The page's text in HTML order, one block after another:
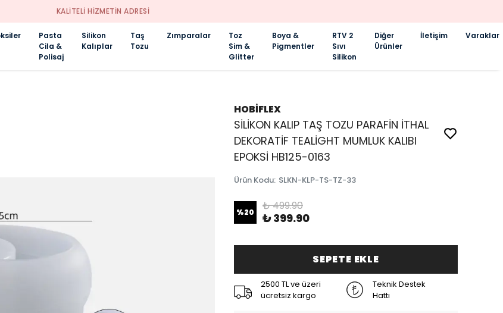
KALİTELİ HİZMETİN ADRESİ
Pasta
Cila &
Polisaj
Silikon
Kalıplar
Taş
Tozu
Zımparalar
Toz
Sim &
Glitter
Boya &
Pigmentler
RTV 2
Sıvı
Silikon
Diğer
Ürünler
İletişim Varaklar
HOBİFLEX
SİLİKON KALIP TAŞ TOZU PARAFİN İTHAL
DEKORATİF TEALİGHT MUMLUK KALIBI
EPOKSİ HB125-0163
Ürün Kodu: SLKN-KLP-TS-TZ-33
%20 ₺ 499.90
₺ 399.90
SEPETE EKLE
2500 TL ve üzeri
ücretsiz kargo
Teknik Destek
Hattı